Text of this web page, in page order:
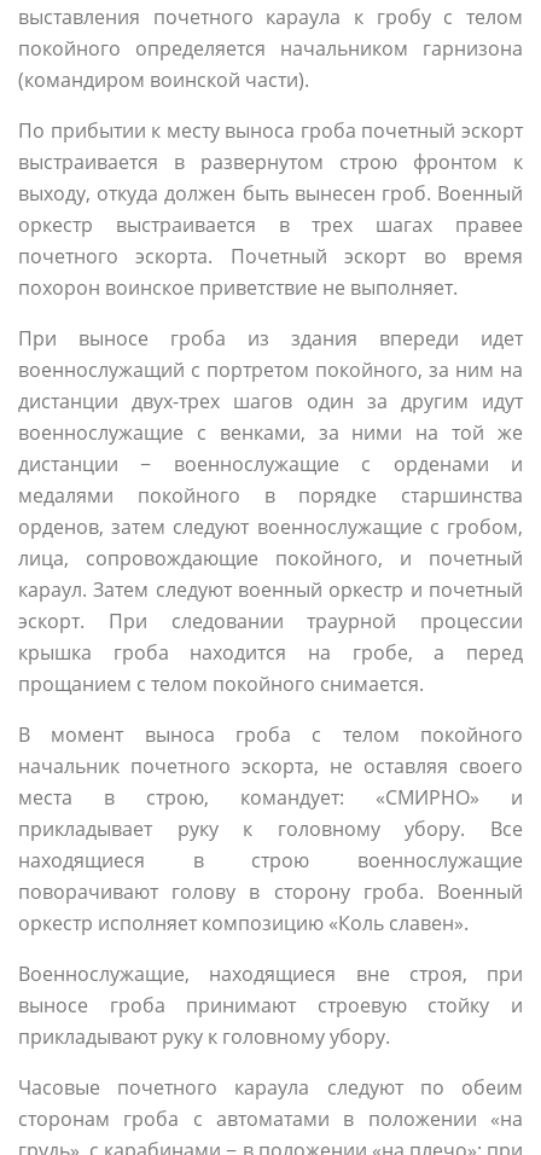
выставления почетного караула к гробу с телом
покойного определяется начальником гарнизона
(командиром воинской части).
По прибытии к месту выноса гроба почетный эскорт
выстраивается в развернутом строю фронтом к
выходу, откуда должен быть вынесен гроб. Военный
оркестр выстраивается в трех шагах правее
почетного эскорта. Почетный эскорт во время
похорон воинское приветствие не выполняет.
При выносе гроба из здания впереди идет
военнослужащий с портретом покойного, за ним на
дистанции двух-трех шагов один за другим идут
военнослужащие с венками, за ними на той же
дистанции − военнослужащие с орденами и
медалями покойного в порядке старшинства
орденов, затем следуют военнослужащие с гробом,
лица, сопровождающие покойного, и почетный
караул. Затем следуют военный оркестр и почетный
эскорт. При следовании траурной процессии
крышка гроба находится на гробе, а перед
прощанием с телом покойного снимается.
В момент выноса гроба с телом покойного
начальник почетного эскорта, не оставляя своего
места в строю, командует: «СМИРНО» и
прикладывает руку к головному убору. Все
находящиеся в строю военнослужащие
поворачивают голову в сторону гроба. Военный
оркестр исполняет композицию «Коль славен».
Военнослужащие, находящиеся вне строя, при
выносе гроба принимают строевую стойку и
прикладывают руку к головному убору.
Часовые почетного караула следуют по обеим
сторонам гроба с автоматами в положении «на